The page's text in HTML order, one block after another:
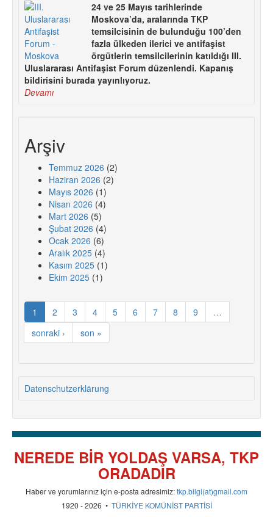
24 ve 25 Mayıs tarihlerinde
Moskova’da, aralarında TKP
temsilcisinin de bulunduğu 100’den
fazla ülkeden ilerici ve antifaşist
örgütlerin temsilcilerinin katıldığı III.
Uluslararası Antifaşist Forum düzenlendi. Kapanış
bildirisini burada yayınlıyoruz.
Devamı
Arşiv
Temmuz 2026 (2)
Haziran 2026 (2)
Mayıs 2026 (1)
Nisan 2026 (4)
Mart 2026 (5)
Şubat 2026 (4)
Ocak 2026 (6)
Aralık 2025 (4)
Kasım 2025 (1)
Ekim 2025 (1)
1 2 3 4 5 6 7 8 9
…
sonraki ›
son »
Datenschutzerklärung
NEREDE BİR YOLDAŞ VARSA, TKP
ORADADIR
Haber ve yorumlarınız için e-posta adresimiz:tkp.bilgi(at)gmail.com
1920 - 2026 • TÜRKİYE KOMÜNİST PARTİSİ